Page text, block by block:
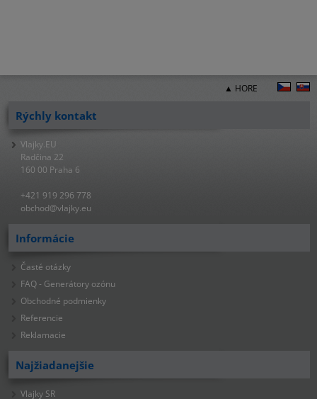
▲ HORE
Rýchly kontakt
Vlajky.EU
Radčina 22
160 00 Praha 6
+421 919 296 778
obchod@vlajky.eu
Informácie
Časté otázky
FAQ - Generátory ozónu
Obchodné podmienky
Referencie
Reklamacie
Najžiadanejšie
Vlajky SR